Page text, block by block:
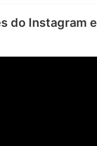
do Instagram e